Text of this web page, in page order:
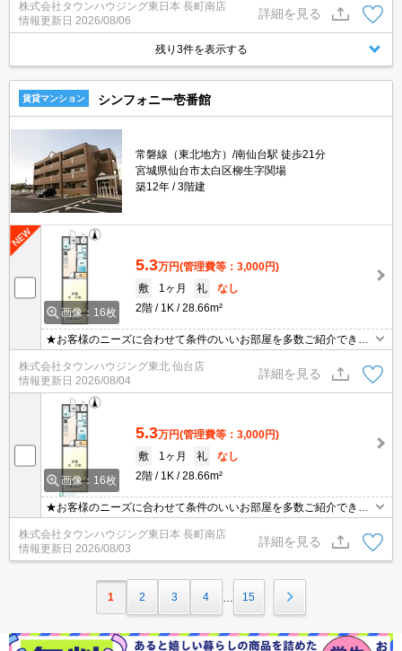
株式会社タウンハウジング東日本 長町南店
情報更新日 2026/08/06
詳細を見る
残り3件を表示する
賃貸マンション シンフォニー壱番館
常磐線（東北地方）/南仙台駅 徒歩21分
宮城県仙台市太白区柳生字関場
築12年
3階建
画像：16枚
5.3万円(管理費等：3,000円)
敷
1ヶ月 礼
なし
2階
1K 28.66m²
★お客様のニーズに合わせて条件のいいお部屋を多数ご紹介できま
す★賃貸物件のお部屋探しはタウンハウジングへ
株式会社タウンハウジング東北 仙台店
情報更新日 2026/08/04
詳細を見る
画像：16枚
5.3万円(管理費等：3,000円)
敷
1ヶ月 礼
なし
2階
1K 28.66m²
★お客様のニーズに合わせて条件のいいお部屋を多数ご紹介できま
す★賃貸物件のお部屋探しはタウンハウジングへ
株式会社タウンハウジング東日本 長町南店
情報更新日 2026/08/03
詳細を見る
1 2 3 4 15